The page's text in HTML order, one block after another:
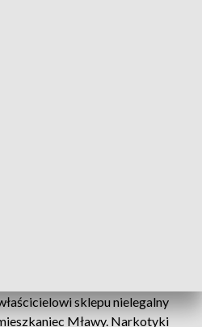
sklepu nielegalny
Mławy. Narkotyki